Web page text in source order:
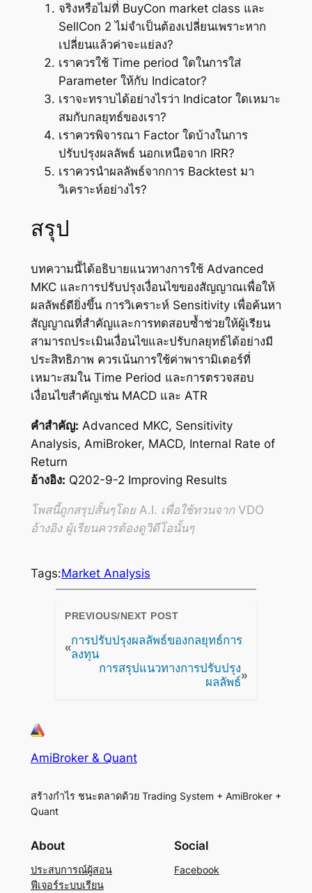
จริงหรือไม่ที่ BuyCon market class และ
SellCon 2 ไม่จำเป็นต้องเปลี่ยนเพราะหาก
เปลี่ยนแล้วค่าจะแย่ลง?
เราควรใช้ Time period ใดในการใส่
Parameter ให้กับ Indicator?
เราจะทราบได้อย่างไรว่า Indicator ใดเหมาะ
สมกับกลยุทธ์ของเรา?
เราควรพิจารณา Factor ใดบ้างในการ
ปรับปรุงผลลัพธ์ นอกเหนือจาก IRR?
เราควรนำผลลัพธ์จากการ Backtest มา
วิเคราะห์อย่างไร?
สรุป
บทความนี้ได้อธิบายแนวทางการใช้ Advanced
MKC และการปรับปรุงเงื่อนไขของสัญญาณเพื่อให้
ผลลัพธ์ดียิ่งขึ้น การวิเคราะห์ Sensitivity เพื่อค้นหา
สัญญาณที่สำคัญและการทดสอบซ้ำช่วยให้ผู้เรียน
สามารถประเมินเงื่อนไขและปรับกลยุทธ์ได้อย่างมี
ประสิทธิภาพ ควรเน้นการใช้ค่าพารามิเตอร์ที่
เหมาะสมใน Time Period และการตรวจสอบ
เงื่อนไขสำคัญเช่น MACD และ ATR
คำสำคัญ: Advanced MKC, Sensitivity
Analysis, AmiBroker, MACD, Internal Rate of
Return
อ้างอิง: Q202-9-2 Improving Results
โพสนี้ถูกสรุปสั้นๆโดย A.I. เพื่อใช้ทวนจาก VDO
อ้างอิง ผู้เรียนควรต้องดูวิดีโอนั้นๆ
Tags:Market Analysis
PREVIOUS/NEXT POST
«
การปรับปรุงผลลัพธ์ของกลยุทธ์การ
ลงทุน
การสรุปแนวทางการปรับปรุง
ผลลัพธ์
»
AmiBroker & Quant
สร้างกำไร ชนะตลาดด้วย Trading System + AmiBroker +
Quant
About
ประสบการณ์ผู้สอน
ฟีเจอร์ระบบเรียน
Social
Facebook